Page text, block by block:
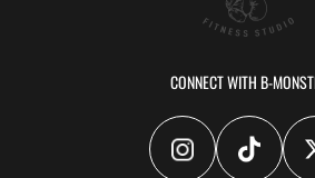
CONNECT WITHB-